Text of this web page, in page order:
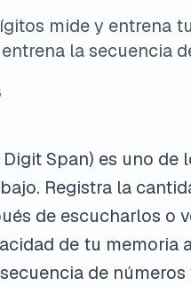
mide y entrena
la secuencia
Span) es uno
Registra la
de escucharlos o
de tu memoria
de